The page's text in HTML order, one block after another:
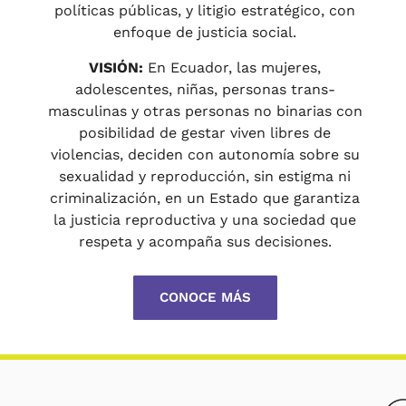
políticas públicas, y litigio estratégico, con
enfoque de justicia social.
VISIÓN: En Ecuador, las mujeres,
adolescentes, niñas, personas trans-
masculinas y otras personas no binarias con
posibilidad de gestar viven libres de
violencias, deciden con autonomía sobre su
sexualidad y reproducción, sin estigma ni
criminalización, en un Estado que garantiza
la justicia reproductiva y una sociedad que
respeta y acompaña sus decisiones.
CONOCE MÁS